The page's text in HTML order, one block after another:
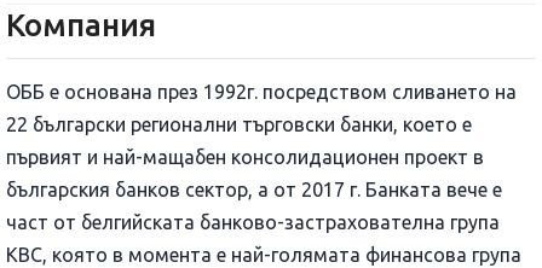
Компания
ОББ е основана през 1992г. посредством сливането на
22 български регионални търговски банки, което е
първият и най-мащабен консолидационен проект в
българския банков сектор, а от 2017 г. Банката вече е
част от белгийската банково-застрахователна група
КВС, която в момента е най-голямата финансова група